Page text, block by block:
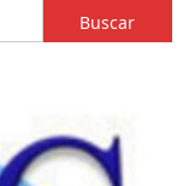
Buscar: